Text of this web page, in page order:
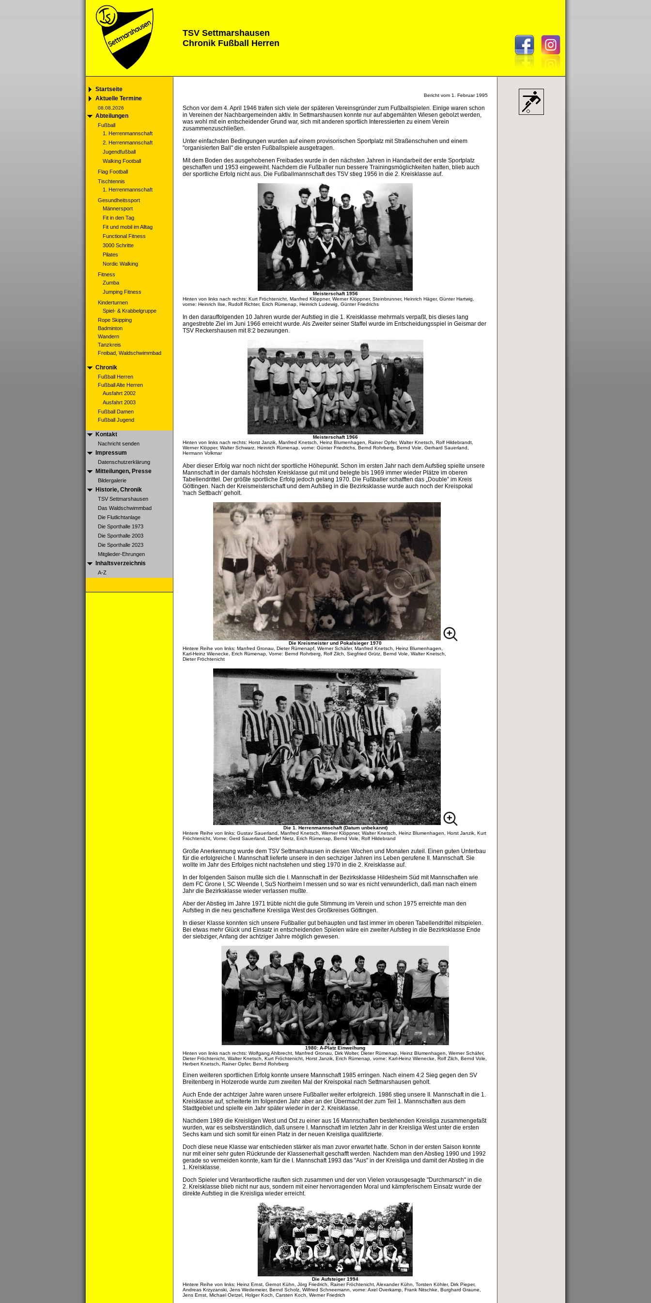
TSV Settmarshausen
Chronik Fußball Herren
Startseite
Aktuelle Termine
08.08.2026
Abteilungen
Fußball
1. Herrenmannschaft
2. Herrenmannschaft
Jugendfußball
Walking Football
Flag Football
Tischtennis
1. Herrenmannschaft
Gesundheitssport
Männersport
Fit in den Tag
Fit und mobil im Alltag
Functional Fitness
3000 Schritte
Pilates
Nordic Walking
Fitness
Zumba
Jumping Fitness
Kinderturnen
Spiel- & Krabbelgruppe
Rope Skipping
Badminton
Wandern
Tanzkreis
Freibad, Waldschwimmbad
Chronik
Fußball Herren
Fußball Alte Herren
Ausfahrt 2002
Ausfahrt 2003
Fußball Damen
Fußball Jugend
Kontakt
Nachricht senden
Impressum
Datenschutzerklärung
Mitteilungen, Presse
Bildergalerie
Historie, Chronik
TSV Settmarshausen
Das Waldschwimmbad
Die Flutlichtanlage
Die Sporthalle 1973
Die Sporthalle 2003
Die Sporthalle 2023
Mitglieder-Ehrungen
Inhaltsverzeichnis
A-Z
Bericht vom 1. Februar 1995
Schon vor dem 4. April 1946 trafen sich viele der späteren Vereinsgründer zum Fußballspielen. Einige waren schon
in Vereinen der Nachbargemeinden aktiv. In Settmarshausen konnte nur auf abgemähten Wiesen gebolzt werden,
was wohl mit ein entscheidender Grund war, sich mit anderen sportlich Interessierten zu einem Verein
zusammenzuschließen.
Unter einfachsten Bedingungen wurden auf einem provisorischen Sportplatz mit Straßenschuhen und einem
"organisierten Ball" die ersten Fußballspiele ausgetragen.
Mit dem Boden des ausgehobenen Freibades wurde in den nächsten Jahren in Handarbeit der erste Sportplatz
geschaffen und 1953 eingeweiht. Nachdem die Fußballer nun bessere Trainingsmöglichkeiten hatten, blieb auch
der sportliche Erfolg nicht aus. Die Fußballmannschaft des TSV stieg 1956 in die 2. Kreisklasse auf.
Meisterschaft 1956
Hinten von links nach rechts: Kurt Fröchtenicht, Manfred Klöppner, Werner Klöppner, Steinbrunner, Heinrich Häger, Günter Hartwig,
vorne: Heinrich Ilse, Rudolf Richter, Erich Rümenap, Heinrich Ludewig, Günter Friedrichs
In den darauffolgenden 10 Jahren wurde der Aufstieg in die 1. Kreisklasse mehrmals verpaßt, bis dieses lang
angestrebte Ziel im Juni 1966 erreicht wurde. Als Zweiter seiner Staffel wurde im Entscheidungsspiel in Geismar der
TSV Reckershausen mit 8:2 bezwungen.
Meisterschaft 1966
Hinten von links nach rechts: Horst Janzik, Manfred Knetsch, Heinz Blumenhagen, Rainer Opfer, Walter Knetsch, Rolf Hildebrandt,
Werner Klöpper, Walter Schwarz, Heinrich Rümenap, vorne: Günter Friedrichs, Bernd Rohrberg, Bernd Vole, Gerhard Sauerland,
Hermann Volkmar
Aber dieser Erfolg war noch nicht der sportliche Höhepunkt. Schon im ersten Jahr nach dem Aufstieg spielte unsere
Mannschaft in der damals höchsten Kreisklasse gut mit und belegte bis 1969 immer wieder Plätze im oberen
Tabellendrittel. Der größte sportliche Erfolg jedoch gelang 1970. Die Fußballer schafften das „Double” im Kreis
Göttingen. Nach der Kreismeisterschaft und dem Aufstieg in die Bezirksklasse wurde auch noch der Kreispokal
'nach Settbach' geholt.
Die Kreismeister und Pokalsieger 1970
Hintere Reihe von links: Manfred Gronau, Dieter Rümenapf, Werner Schäfer, Manfred Knetsch, Heinz Blumenhagen,
Karl-Heinz Wienecke, Erich Rümenap, Vorne: Bernd Rohrberg, Rolf Zilch, Siegfried Grütz, Bernd Vole, Walter Knetsch,
Dieter Fröchtenicht
Die 1. Herrenmannschaft (Datum unbekannt)
Hintere Reihe von links: Gustav Sauerland, Manfred Knetsch, Werner Klöppner, Walter Knetsch, Heinz Blumenhagen, Horst Janzik, Kurt
Fröchtenicht, Vorne: Gerd Sauerland, Detlef Nietz, Erich Rümenap, Bernd Vole, Rolf Hildebrand
Große Anerkennung wurde dem TSV Settmarshausen in diesen Wochen und Monaten zuteil. Einen guten Unterbau
für die erfolgreiche I. Mannschaft lieferte unsere in den sechziger Jahren ins Leben gerufene II. Mannschaft. Sie
wollte im Jahr des Erfolges nicht nachstehen und stieg 1970 in die 2. Kreisklasse auf.
In der folgenden Saison mußte sich die I. Mannschaft in der Bezirksklasse Hildesheim Süd mit Mannschaften wie
dem FC Grone I, SC Weende I, SuS Northeim I messen und so war es nicht verwunderlich, daß man nach einem
Jahr die Bezirksklasse wieder verlassen mußte.
Aber der Abstieg im Jahre 1971 trübte nicht die gute Stimmung im Verein und schon 1975 erreichte man den
Aufstieg in die neu geschaffene Kreisliga West des Großkreises Göttingen.
In dieser Klasse konnten sich unsere Fußballer gut behaupten und fast immer im oberen Tabellendrittel mitspielen.
Bei etwas mehr Glück und Einsatz in entscheidenden Spielen wäre ein zweiter Aufstieg in die Bezirksklasse Ende
der siebziger, Anfang der achtziger Jahre möglich gewesen.
1980: A-Platz Einweihung
Hinten von links nach rechts: Wolfgang Ahlbrecht, Manfred Gronau, Dirk Wolter, Dieter Rümenap, Heinz Blumenhagen, Werner Schäfer,
Dieter Fröchtenicht, Walter Knetsch, Kurt Fröchtenicht, Horst Janzik, Erich Rümenap, vorne: Karl-Heinz Wienecke, Rolf Zilch, Bernd Vole,
Herbert Knetsch, Rainer Opfer, Bernd Rohrberg
Einen weiteren sportlichen Erfolg konnte unsere Mannschaft 1985 erringen. Nach einem 4:2 Sieg gegen den SV
Breitenberg in Holzerode wurde zum zweiten Mal der Kreispokal nach Settmarshausen geholt.
Auch Ende der achtziger Jahre waren unsere Fußballer weiter erfolgreich. 1986 stieg unsere II. Mannschaft in die 1.
Kreisklasse auf, scheiterte im folgenden Jahr aber an der Übermacht der zum Teil 1. Mannschaften aus dem
Stadtgebiet und spielte ein Jahr später wieder in der 2. Kreisklasse.
Nachdem 1989 die Kreisligen West und Ost zu einer aus 16 Mannschaften bestehenden Kreisliga zusammengefaßt
wurden, war es selbstverständlich, daß unsere I. Mannschaft im letzten Jahr in der Kreisliga West unter die ersten
Sechs kam und sich somit für einen Platz in der neuen Kreisliga qualifizierte.
Doch diese neue Klasse war entschieden stärker als man zuvor erwartet hatte. Schon in der ersten Saison konnte
nur mit einer sehr guten Rückrunde der Klassenerhalt geschafft werden. Nachdem man den Abstieg 1990 und 1992
gerade so vermeiden konnte, kam für die I. Mannschaft 1993 das "Aus" in der Kreisliga und damit der Abstieg in die
1. Kreisklasse.
Doch Spieler und Verantwortliche rauften sich zusammen und der von Vielen vorausgesagte "Durchmarsch" in die
2. Kreisklasse blieb nicht nur aus, sondern mit einer hervorragenden Moral und kämpferischem Einsatz wurde der
direkte Aufstieg in die Kreisliga wieder erreicht.
Die Aufsteiger 1994
Hintere Reihe von links: Heinz Ernst, Gernot Kühn, Jörg Friedrich, Rainer Fröchtenicht, Alexander Kühn, Torsten Köhler, Dirk Pieper,
Andreas Krzyzanski, Jens Wedemeier, Bernd Scholz, Wilfried Schneemann, vorne: Axel Overkamp, Frank Nitschke, Burghard Graune,
Jens Ernst, Michael Oetzel, Holger Koch, Carsten Koch, Werner Friedrich